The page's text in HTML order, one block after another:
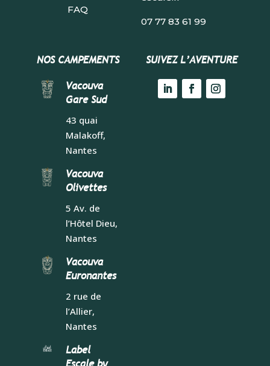
FAQ
07 77 83 61 99
NOS CAMPEMENTS
Vacouva
Gare Sud
43 quai
Malakoff,
Nantes
Vacouva
Olivettes
5 Av. de
l’Hôtel Dieu,
Nantes
Vacouva
Euronantes
2 rue de
l’Allier,
Nantes
Label
SUIVEZ L’AVENTURE